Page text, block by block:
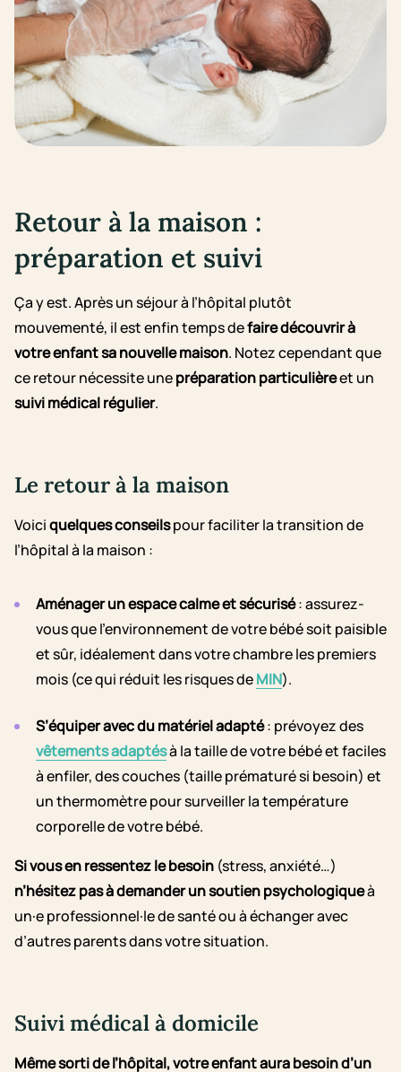
Retour à la maison :
préparation et suivi
Ça y est. Après un séjour à l’hôpital plutôt
mouvementé, il est enfin temps defaire découvrir à
votre enfant sa nouvelle maison. Notez cependant que
ce retour nécessite unepréparation particulièreet un
suivi médical régulier.
Le retour à la maison
Voiciquelques conseilspour faciliter la transition de
l’hôpital à la maison :
Aménager un espace calme et sécurisé: assurez-
vous que l’environnement de votre bébé soit paisible
et sûr, idéalement dans votre chambre les premiers
mois (ce qui réduit les risques deMIN).
S’équiper avec du matériel adapté: prévoyez des
vêtements adaptésà la taille de votre bébé et faciles
à enfiler, des couches (taille prématuré si besoin) et
un thermomètre pour surveiller la température
corporelle de votre bébé.
Si vous en ressentez le besoin (stress, anxiété…)
n’hésitez pas à demander un soutien psychologiqueà
un·e professionnel·le de santé ou à échanger avec
d’autres parents dans votre situation.
Suivi médical à domicile
Même sorti de l’hôpital, votre enfant aura besoin d’un